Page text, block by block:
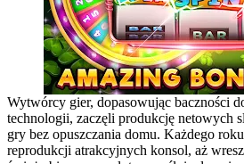
Wytwórcy gier, dopasowując baczności
technologii, zaczęli produkcję netowych
gry bez opuszczania domu. Każdego
reprodukcji atrakcyjnych konsol, aż